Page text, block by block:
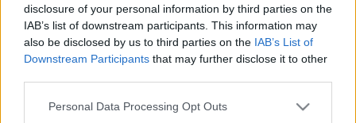
disclosure of your personal information by third parties on the
IAB’s list of downstream participants. This information may
also be disclosed by us to third parties on the IAB’s List of
Downstream Participants that may further disclose it to other
Please note that this website/app uses one or more Google
Personal Data Processing Opt Outs
6 ZDJĘĆ
NOWOŚCI I PREMIERY
Potrzebujemy dojrzałej
wyczekiwaną rewolucją
24
ZDJĘĆ
TESTY
Citroen C5 Aircross
zalet